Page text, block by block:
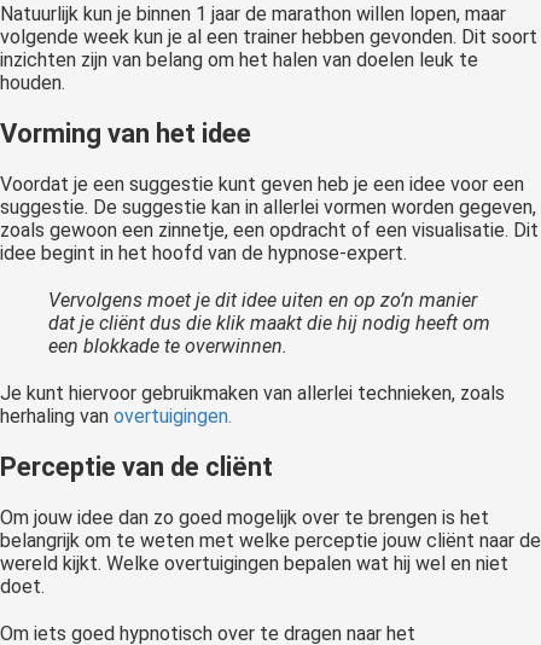
Natuurlijk kun je binnen 1 jaar de marathon willen lopen, maar
volgende week kun je al een trainer hebben gevonden. Dit soort
inzichten zijn van belang om het halen van doelen leuk te
houden.
Vorming van het idee
Voordat je een suggestie kunt geven heb je een idee voor een
suggestie. De suggestie kan in allerlei vormen worden gegeven,
zoals gewoon een zinnetje, een opdracht of een visualisatie. Dit
idee begint in het hoofd van de hypnose-expert.
Vervolgens moet je dit idee uiten en op zo’n manier
dat je cliënt dus die klik maakt die hij nodig heeft om
een blokkade te overwinnen.
Je kunt hiervoor gebruikmaken van allerlei technieken, zoals
herhaling van overtuigingen.
Perceptie van de cliënt
Om jouw idee dan zo goed mogelijk over te brengen is het
belangrijk om te weten met welke perceptie jouw cliënt naar de
wereld kijkt. Welke overtuigingen bepalen wat hij wel en niet
doet.
Om iets goed hypnotisch over te dragen naar het